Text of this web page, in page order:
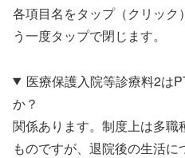
各項目名をタップ（クリック
う一度タップで閉じます。
医療保護入院等診療料2は
か？
関係あります。制度上は多職
ものですが、退院後の生活に